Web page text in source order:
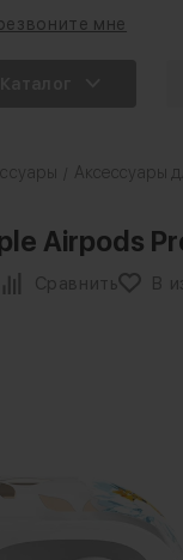
мне
Аксессуары
Airpods
Сравнить В